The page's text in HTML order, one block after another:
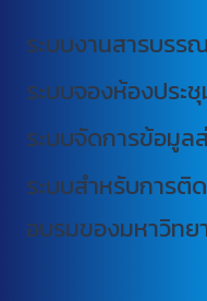
ระบบงานสารบรรณ
ระบบจองห้องประ
ระบบจัดการข้อมู
ระบบสำหรับการติ
อบรมของมหาวิทย